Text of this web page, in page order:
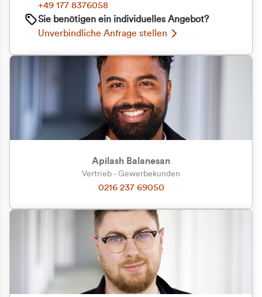
Zu welcher Kundengruppe
gehören Sie?
Privatkunde (inkl. MwSt.)
Geschäftskunde (exkl. MwSt.)
+49 177 8376058
Sie benötigen ein individuelles Angebot?
Unverbindliche Anfrage stellen
Apilash Balanesan
Vertrieb - Gewerbekunden
0216 237 69050